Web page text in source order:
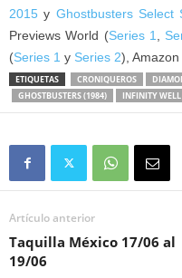
2015 y Ghostbusters Select
Previews World (Series 1
(Series 1 y Series 2), Amazon
ETIQUETAS CRONIQUEROS
GHOSTBUSTERS (1984)
INFINITY WELL
Artículo anterior
Taquilla México 17/06 al
19/06